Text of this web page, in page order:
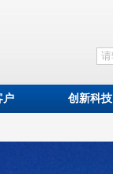
户 创新科技